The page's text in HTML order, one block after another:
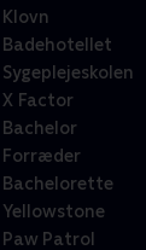
Klovn
Badehotellet
Sygeplejeskolen
X Factor
Bachelor
Forræder
Bachelorette
Yellowstone
Paw Patrol